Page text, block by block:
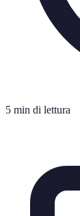
5 min di lettura